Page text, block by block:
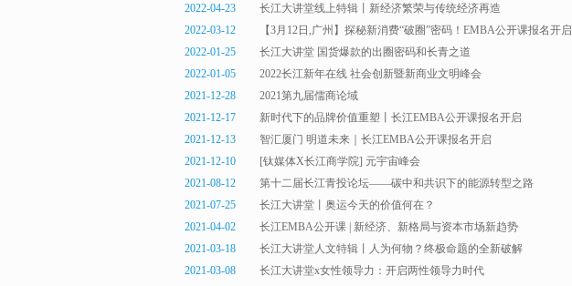
2022-04-23
长江大讲堂线上特辑丨新经济繁荣与传统经济再造
2022-03-12
【3月12日,广州】探秘新消费“破圈”密码！EMBA公开课报名开启
2022-01-25
长江大讲堂 国货爆款的出圈密码和长青之道
2022-01-05
2022长江新年在线 社会创新暨新商业文明峰会
2021-12-28
2021第九届儒商论域
2021-12-17
新时代下的品牌价值重塑丨长江EMBA公开课报名开启
2021-12-13
智汇厦门 明道未来｜长江EMBA公开课报名开启
2021-12-10
[钛媒体X长江商学院] 元宇宙峰会
2021-08-12
第十二届长江青投论坛——碳中和共识下的能源转型之路
2021-07-25
长江大讲堂丨奥运今天的价值何在？
2021-04-02
长江EMBA公开课 | 新经济、新格局与资本市场新趋势
2021-03-18
长江大讲堂人文特辑丨人为何物？终极命题的全新破解
2021-03-08
长江大讲堂x女性领导力：开启两性领导力时代